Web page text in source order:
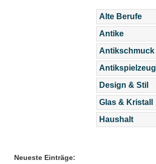
Alte Berufe
Antike
Antikschmuck
Antikspielzeug
Design & Stil
Glas & Kristall
Haushalt
Neueste Einträge: